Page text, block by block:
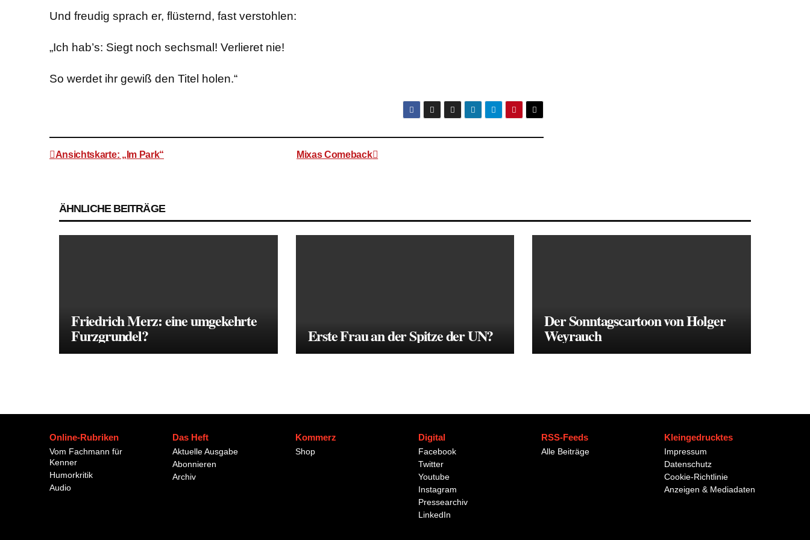
Und freudig sprach er, flüsternd, fast verstohlen:
„Ich hab’s: Siegt noch sechsmal! Verlieret nie!
So werdet ihr gewiß den Titel holen.“
Beitragsnavigation
Mixas Comeback
Ansichtskarte: „Im Park“
ÄHNLICHE BEITRÄGE
Friedrich Merz: eine umgekehrte
Furzgrundel? Erste Frau an der Spitze der UN?
Der Sonntagscartoon von Holger
Weyrauch
Online-Rubriken
Vom Fachmann für
Kenner
Humorkritik
Audio
Das Heft
Aktuelle Ausgabe
Abonnieren
Archiv
Kommerz
Shop
Digital
Facebook
Twitter
Youtube
Instagram
Pressearchiv
LinkedIn
RSS-Feeds
Alle Beiträge
Kleingedrucktes
Impressum
Datenschutz
Cookie-Richtlinie
Anzeigen & Mediadaten